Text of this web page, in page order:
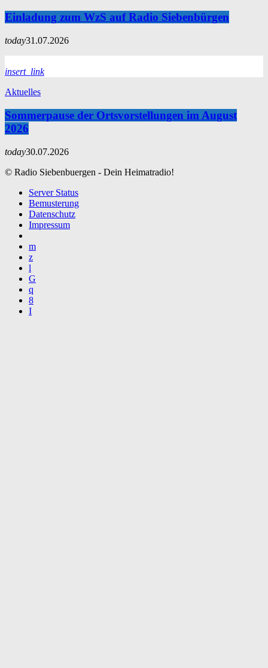
Einladung zum WzS auf Radio Siebenbürgen
today31.07.2026
insert_link
Aktuelles
Sommerpause der Ortsvorstellungen im August
2026
today30.07.2026
© Radio Siebenbuergen - Dein Heimatradio!
Server Status
Bemusterung
Datenschutz
Impressum